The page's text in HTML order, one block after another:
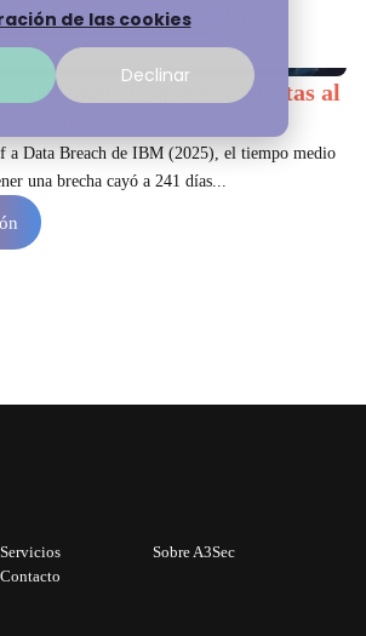
de las cookies
Declinar
del analista que tría alertas al
a Data Breach de IBM (2025), el tiempo medio
una brecha cayó a 241 días...
Servicios
Sobre A3Sec
Contacto